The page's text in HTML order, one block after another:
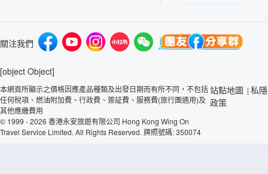
關注我們
[object Object]
本網頁所顯示之價格因應產品種類及出發日期而有所不同，不包括
任何稅項、燃油附加費、行政費、簽証費、服務費(旅行團適用)及
其他應繳費用
© 1999 - 2026 香港永安旅遊有限公司 Hong Kong Wing On
Travel Service Limited. All Rights Reserved. 牌照號碼: 350074
站點地圖 | 私隱
政策